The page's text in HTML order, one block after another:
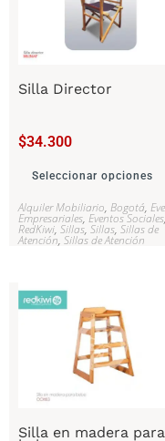
Silla Director
$34.300
Seleccionar opciones
Alquiler Mobiliario, Bogotá,
Empresariales, Eventos Sociales,
RedKiwi, Sillas, Sillas, Sillas de
Atención, Sillas de Atención
Silla en madera para